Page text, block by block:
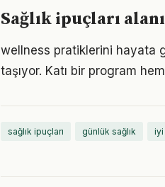
Sağlık ipuçları
wellness pratiklerini hayata
taşıyor. Katı bir program
sağlık ipuçları günlük sağlık iyi